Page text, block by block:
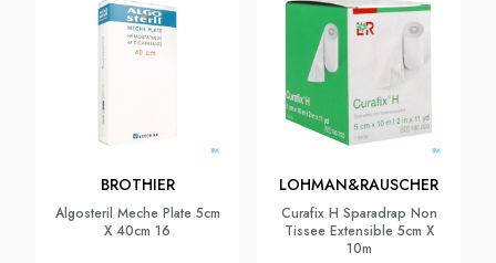
BROTHIER
Algosteril Meche Plate 5cm
X 40cm 16
LOHMAN&RAUSCHER
Curafix H Sparadrap Non
Tissee Extensible 5cm X
10m